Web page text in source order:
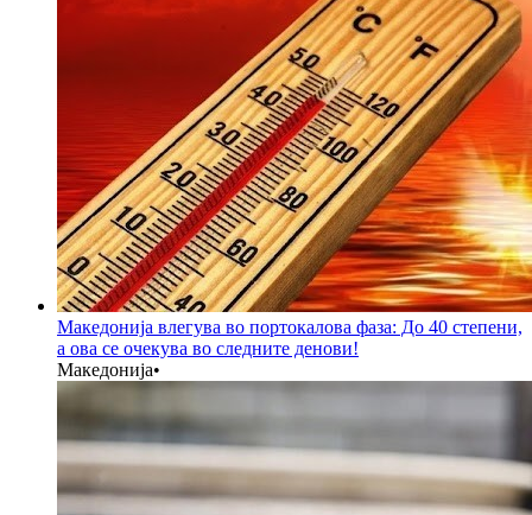
Македонија влегува во портокалова фаза: До 40 степени,
а ова се очекува во следните денови!
Македонија•